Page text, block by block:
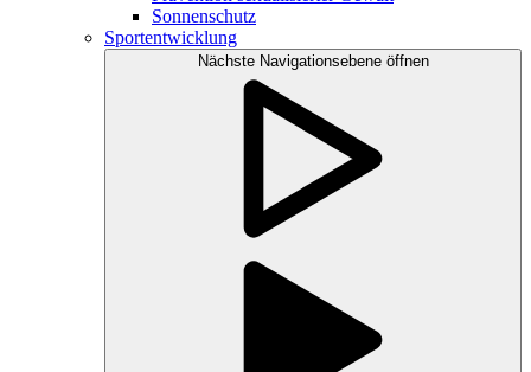
Sonnenschutz
Sportentwicklung
Nächste Navigationsebene öffnen